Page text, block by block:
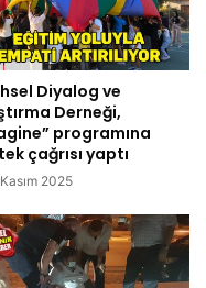
Diyalog ve
Derneği,
programına
çağrısı yaptı
2025